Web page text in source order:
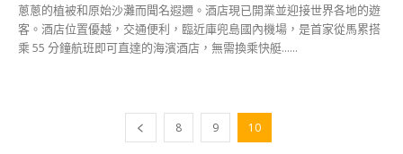
蔥蔥的植被和原始沙灘而聞名遐邇。酒店現已開業並迎接世界各地的遊
客。酒店位置優越，交通便利，臨近庫兜島國內機場，是首家從馬累搭
乘 55 分鐘航班即可直達的海濱酒店，無需換乘快艇......
8 9 10